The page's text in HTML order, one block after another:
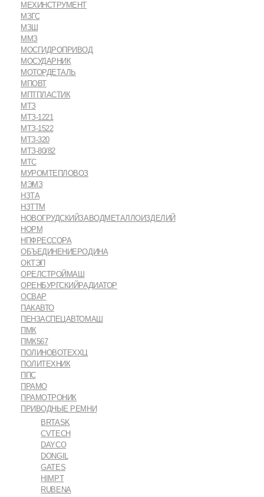
МЕХИНСТРУМЕНТ
МЗГС
МЗШ
ММЗ
МОСГИДРОПРИВОД
МОСУДАРНИК
МОТОРДЕТАЛЬ
МПОВТ
МПТПЛАСТИК
МТЗ
МТЗ-1221
МТЗ-1522
МТЗ-320
МТЗ-80/82
МТС
МУРОМТЕПЛОВОЗ
МЭМЗ
НЗТА
НЗТТМ
НОВОГРУДСКИЙЗАВОДМЕТАЛЛОИЗДЕЛИЙ
НОРМ
НПФРЕССОРА
ОБЪЕДИНЕНИЕРОДИНА
ОКТЭП
ОРЕЛСТРОЙМАШ
ОРЕНБУРГСКИЙРАДИАТОР
ОСВАР
ПАКАВТО
ПЕНЗАСПЕЦАВТОМАШ
ПМК
ПМК567
ПОЛИНОВОТЕХХЦ
ПОЛИТЕХНИК
ППС
ПРАМО
ПРАМОТРОНИК
ПРИВОДНЫЕ РЕМНИ
BRTASK
CVTECH
DAYCO
DONGIL
GATES
HIMPT
RUBENA